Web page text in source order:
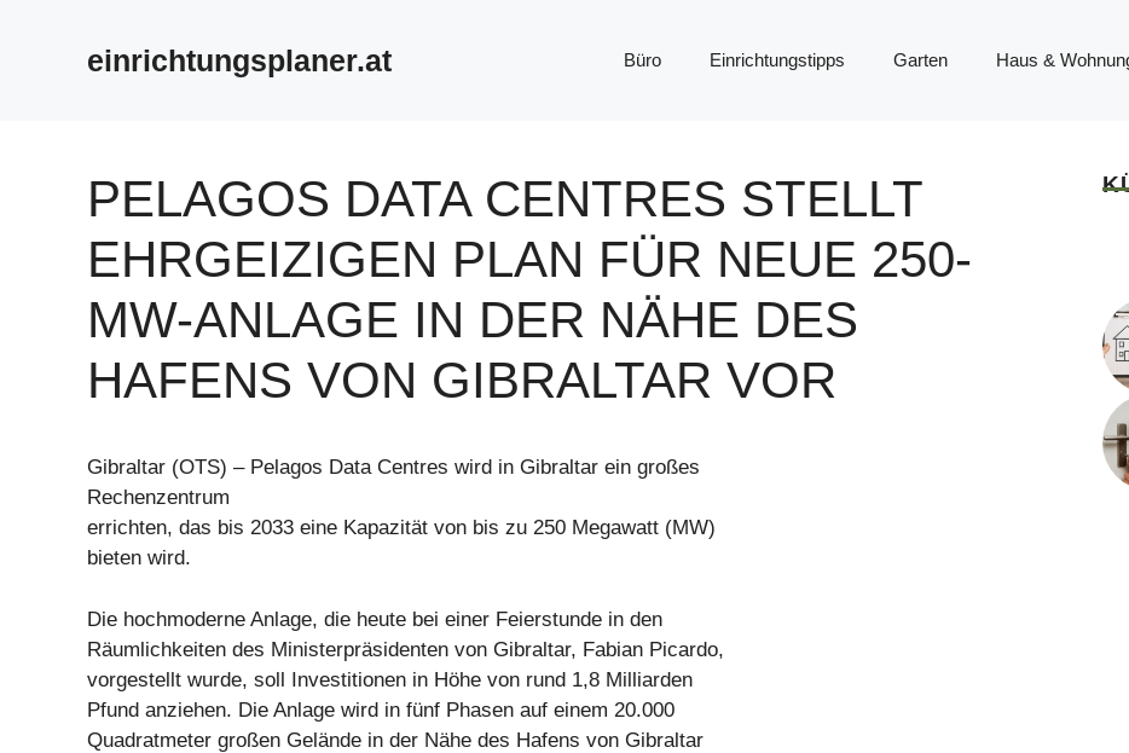
einrichtungsplaner.at Büro Einrichtungstipps Garten Haus &
PELAGOS DATA CENTRES STELLT
EHRGEIZIGEN PLAN FÜR NEUE 250-
MW-ANLAGE IN DER NÄHE DES
HAFENS VON GIBRALTAR VOR
Gibraltar (OTS) – Pelagos Data Centres wird in Gibraltar ein großes
Rechenzentrum
errichten, das bis 2033 eine Kapazität von bis zu 250 Megawatt (MW)
bieten wird.
Die hochmoderne Anlage, die heute bei einer Feierstunde in den
Räumlichkeiten des Ministerpräsidenten von Gibraltar, Fabian Picardo,
vorgestellt wurde, soll Investitionen in Höhe von rund 1,8 Milliarden
Pfund anziehen. Die Anlage wird in fünf Phasen auf einem 20.000
Quadratmeter großen Gelände in der Nähe des Hafens von Gibraltar